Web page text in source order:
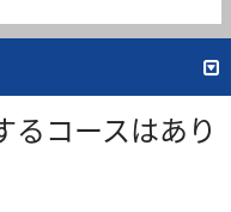
るコースはあり